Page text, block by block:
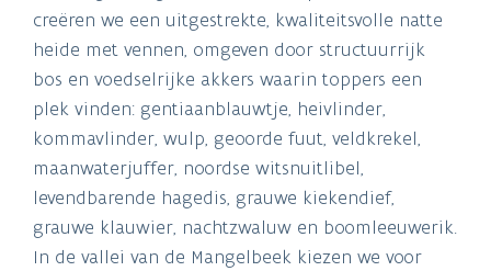
creëren we een uitgestrekte, kwaliteitsvolle natte
heide met vennen, omgeven door structuurrijk
bos en voedselrijke akkers waarin toppers een
plek vinden: gentiaanblauwtje, heivlinder,
kommavlinder, wulp, geoorde fuut, veldkrekel,
maanwaterjuffer, noordse witsnuitlibel,
levendbarende hagedis, grauwe kiekendief,
grauwe klauwier, nachtzwaluw en boomleeuwerik.
In de vallei van de Mangelbeek kiezen we voor